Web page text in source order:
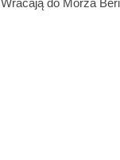
Wracają do Morza